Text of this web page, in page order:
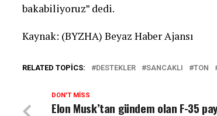
bakabiliyoruz” dedi.
Kaynak: (BYZHA) Beyaz Haber Ajansı
RELATED TOPICS: DESTEKLER SANCAKLI TON
DON'T MISS
Elon Musk’tan gündem olan F-35